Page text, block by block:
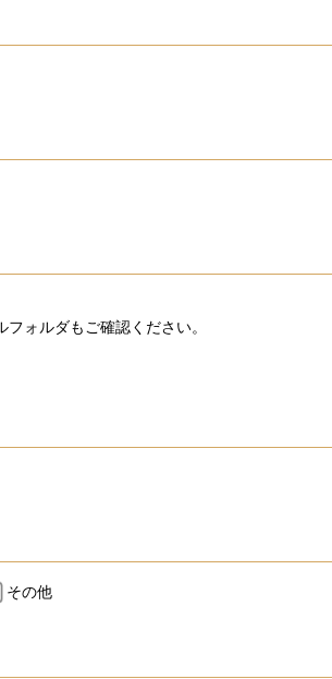
ォルダもご確認ください。
その他